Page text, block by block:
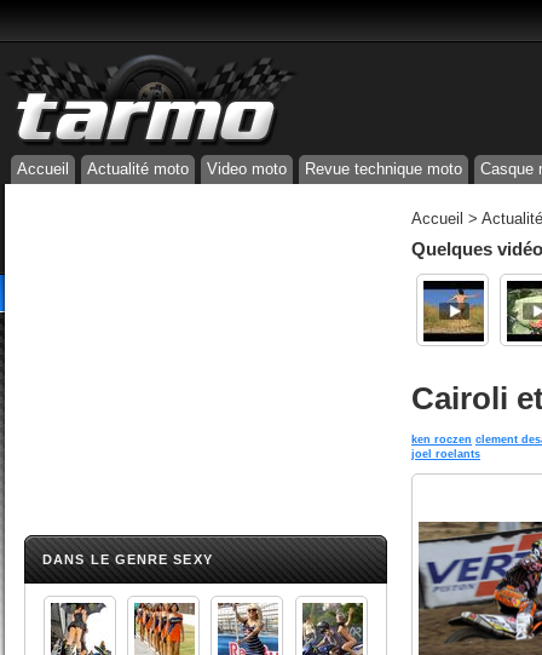
Accueil Actualité moto Video moto Revue technique moto Casque
DANS LE GENRE SEXY
Accueil >
Quelques
Cairoli
ken roczen clement
joel roelants